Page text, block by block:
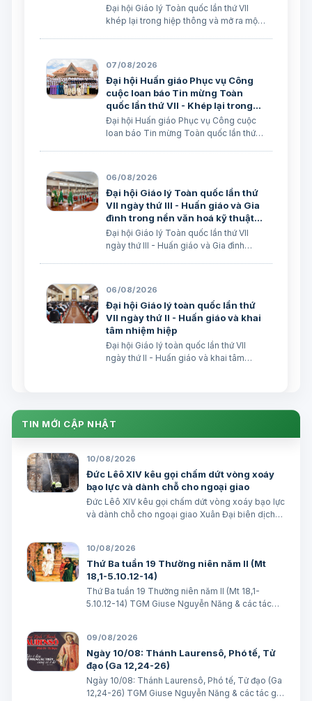
Đại hội Giáo lý Toàn quốc lần thứ VII
khép lại trong hiệp thông và mở ra một
07/08/2026
Đại hội Huấn giáo Phục vụ Công
cuộc loan báo Tin mừng Toàn
quốc lần thứ VII - Khép lại trong
hiệp thông, mở ra một hướng đi
mới cho công cuộc huấn giáo Việt
Đại hội Huấn giáo Phục vụ Công cuộc
loan báo Tin mừng Toàn quốc lần thứ
Minh
06/08/2026
Đại hội Giáo lý Toàn quốc lần thứ
VII ngày thứ III - Huấn giáo và Gia
đình trong nền văn hoá kỹ thuật
số
Đại hội Giáo lý Toàn quốc lần thứ VII
ngày thứ III - Huấn giáo và Gia đình
06/08/2026
Đại hội Giáo lý toàn quốc lần thứ
VII ngày thứ II - Huấn giáo và khai
tâm nhiệm hiệp
Đại hội Giáo lý toàn quốc lần thứ VII
ngày thứ II - Huấn giáo và khai tâm
TIN MỚI CẬP NHẬT
10/08/2026
Đức Lêô XIV kêu gọi chấm dứt vòng xoáy
bạo lực và dành chỗ cho ngoại giao
Đức Lêô XIV kêu gọi chấm dứt vòng xoáy bạo lực
và dành chỗ cho ngoại giao Xuân Đại biên dịch
đọc Kinh Truyền Tin, Đức Giáo hoàng Lê…
10/08/2026
Thứ Ba tuần 19 Thường niên năm II (Mt
18,1-5.10.12-14)
Thứ Ba tuần 19 Thường niên năm II (Mt 18,1-
5.10.12-14) TGM Giuse Nguyễn Năng & các tác
BÀI ĐỌC I (năm II): Ed 2, 8 – 3, 4 “Ngư…
09/08/2026
Ngày 10/08: Thánh Laurensô, Phó tế, Tử
đạo (Ga 12,24-26)
Ngày 10/08: Thánh Laurensô, Phó tế, Tử đạo (Ga
12,24-26) TGM Giuse Nguyễn Năng & các tác giả